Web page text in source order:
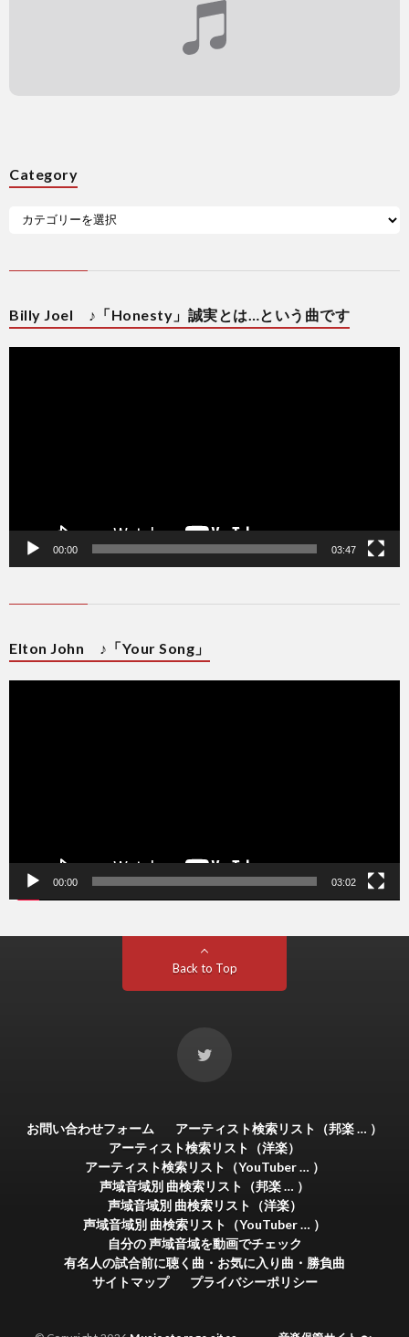
Category
Billy Joel ♪「Honesty」誠実とは…という曲です
動
00:00 03:47
Elton John ♪「Your Song」
動
00:00 03:02
Back to Top
お問い合わせフォーム
アーティスト検索リスト（邦楽 … ）
アーティスト検索リスト（洋楽）
アーティスト検索リスト（YouTuber … ）
声域音域別 曲検索リスト（邦楽 … ）
声域音域別 曲検索リスト（洋楽）
声域音域別 曲検索リスト（YouTuber … ）
自分の 声域音域を動画でチェック
有名人の試合前に聴く曲・お気に入り曲・勝負曲
サイトマップ
プライバシーポリシー